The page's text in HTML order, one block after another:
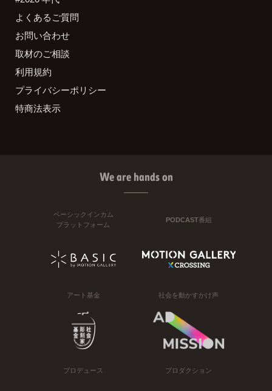
よくあるご質問
お問い合わせ
取材のご相談
利用規約
プライバシーポリシー
特商法表示
We are hands on
ベーシックインカム
プラットフォーム
PODCAST番組
アート基金 社会を動かすかけ声
プロデュース プロダクション